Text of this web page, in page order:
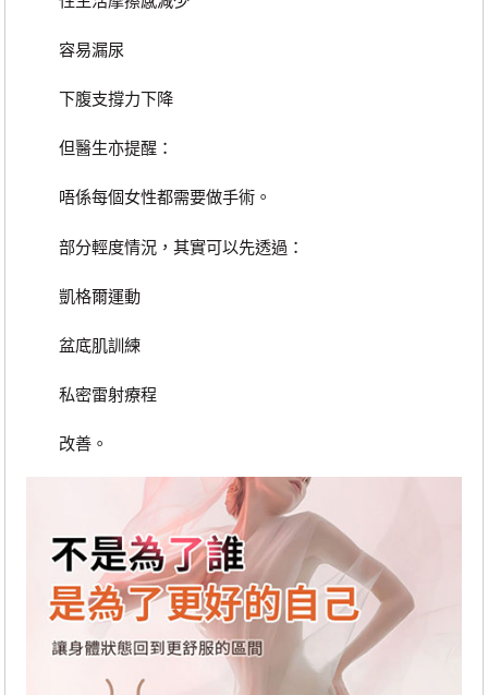
容易漏尿
下腹支撐力下降
但醫生亦提醒：
唔係每個女性都需要做手術。
部分輕度情況，其實可以先透過：
凱格爾運動
盆底肌訓練
私密雷射療程
改善。